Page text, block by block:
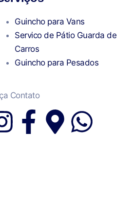
Guincho para Vans
Servico de Pátio Guarda de
Carros
Guincho para Pesados
Contato
I
F
MW